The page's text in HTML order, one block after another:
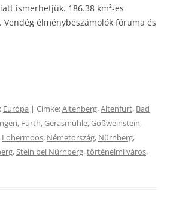
ismerhetjük. 186.38 km²-es
élménybeszámolók fóruma és
Európa | Címke:Altenberg,Altenfurt, Bad
, Fürth,Gerasmühle,Gößweinstein,
Lohermoos, Németország, Nürnberg,
,Stein bei Nürnberg,történelmi város,